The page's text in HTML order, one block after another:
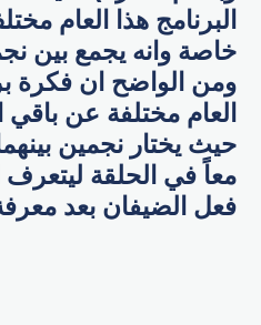
البرنامج هذا العام
خاصة وانه يجمع بين
ومن الواضح ان فكرة
العام مختلفة عن باقي
حيث يختار نجمين
معاً في الحلقة
فعل الضيفان بعد